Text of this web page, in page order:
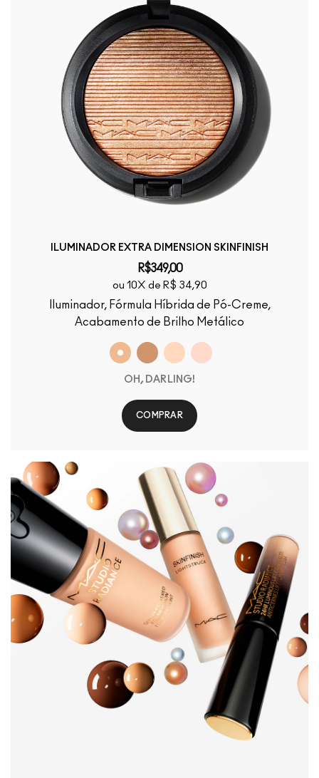
ILUMINADOR EXTRA DIMENSION SKINFINISH
R$349,00
ou 10X de R$ 34,90
Iluminador, Fórmula Híbrida de Pó-Creme,
Acabamento de Brilho Metálico
OH, DARLING!
COMPRAR